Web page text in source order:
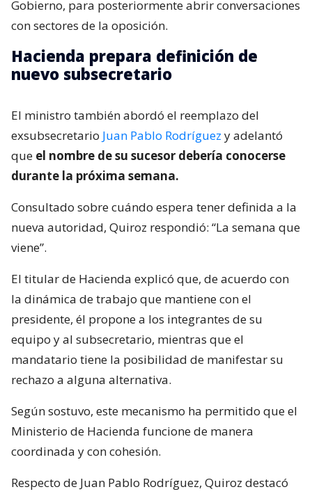
Gobierno, para posteriormente abrir conversaciones
con sectores de la oposición.
Hacienda prepara definición de
nuevo subsecretario
El ministro también abordó el reemplazo del
exsubsecretario Juan Pablo Rodríguez y adelantó
que el nombre de su sucesor debería conocerse
durante la próxima semana.
Consultado sobre cuándo espera tener definida a la
nueva autoridad, Quiroz respondió: “La semana que
viene”.
El titular de Hacienda explicó que, de acuerdo con
la dinámica de trabajo que mantiene con el
presidente, él propone a los integrantes de su
equipo y al subsecretario, mientras que el
mandatario tiene la posibilidad de manifestar su
rechazo a alguna alternativa.
Según sostuvo, este mecanismo ha permitido que el
Ministerio de Hacienda funcione de manera
coordinada y con cohesión.
Respecto de Juan Pablo Rodríguez, Quiroz destacó